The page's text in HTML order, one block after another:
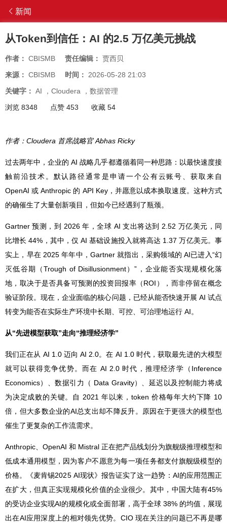
新闻
从Token到信任：AI 的2.5 万亿美元挑战
作者： CBISMB 责任编辑： 贾西贝
来源： CBISMB 时间： 2026-05-28 21:03
关键字： AI ， Cloudera ， 数据管理
浏览 8348
点赞 453 收藏 54
作者：Cloudera 首席战略官 Abhas Ricky
过去两年中，企业的 AI 战略几乎都遵循着同一种思路：以最快速度接
触前沿技术。默认路径通常是申请一个公有云账号、获取来自
OpenAI 或 Anthropic 的 API Key，并愿意以成本换取速度。这种方式
的确催生了大量创新项目，但如今已经遇到了瓶颈。
Gartner 预测，到 2026 年，全球 AI 支出将达到 2.52 万亿美元，同
比增长 44%，其中，仅 AI 基础设施投入就将高达 1.37 万亿美元。事
实上，早在 2025 年年中，Gartner 就指出，采购领域的 AI已进入“幻
灭低谷期（Trough of Disillusionment）”，企业能否实现规模化落
地，取决于是否具备可预测的投资回报率（ROI），而非停留在概念
验证阶段。现在，企业面临的核心问题，已经从能否快速开展 AI 试点
转变为能否在实际生产环境中长期、可控、可治理地运行 AI。
从“先进模型获取”走向“推理经济学”
我们正在从 AI 1.0 迈向 AI 2.0。在 AI 1.0 时代，获取最先进的大模型
就可以获得竞争优势。而在 AI 2.0 时代，推理经济学（Inference
Economics）、数据引力（ Data Gravity）、延迟以及控制能力将成
为决定成败的关键。自 2021 年以来，token 价格每年大约下降 10
倍，但大多数企业的AI总支出却不降反升。原因在于更强大的模型也
催生了更复杂的工作流需求。
Anthropic、OpenAI 和 Mistral 正在把产品线划分为旗舰级推理模型和
低成本通用模型，因为客户不愿意为每一项任务都支付旗舰级模型的
价格。《麦肯锡2025 AI现状》报告证实了这一趋势：AI的应用范围正
在扩大，但真正实现规模化价值的企业很少。其中，中国大陆有45%
的受访企业实现AI的规模化或全面部署，高于全球 38% 的均值，展现
出在AI应用深度上的相对领先优势。CIO 现在关注的问题已不再是哪